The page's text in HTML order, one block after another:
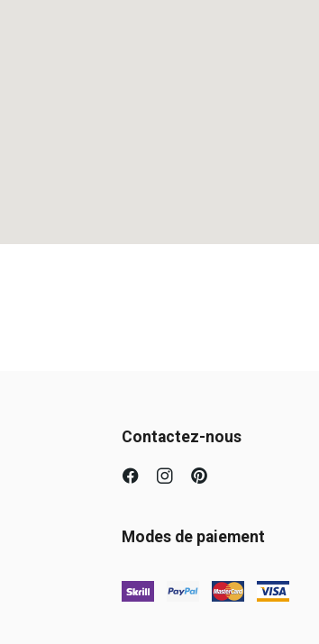
Contactez-nous
Modes de paiement